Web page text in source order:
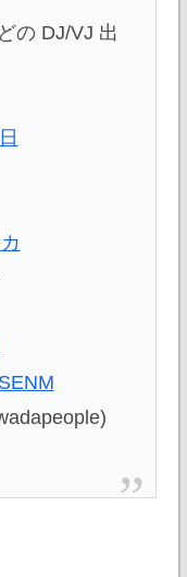
の DJ/VJ 出